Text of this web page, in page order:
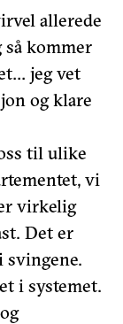
allerede
så kommer
jeg vet
og klare
til ulike
vi
virkelig
Det er
svingene.
i systemet.